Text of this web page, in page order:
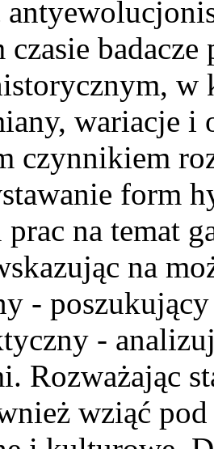
wariacje i
czynnikiem
form
na temat
na
-
-
Rozważając
wziąć pod